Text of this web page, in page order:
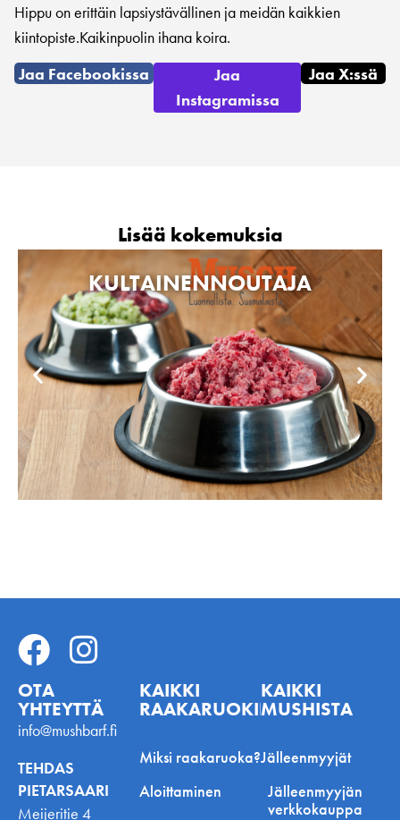
Hippu on erittäin lapsiystävällinen ja meidän kaikkien
kiintopiste.Kaikinpuolin ihana koira.
Jaa Facebookissa
Jaa
Instagramissa
Jaa X:ssä
Lisää kokemuksia
KULTAINENNOUTAJA
OTA
YHTEYTTÄ
info@mushbarf.fi
TEHDAS
PIETARSAARI
Meijeritie 4
KAIKKI
RAAKARUOKINNASTA
Miksi raakaruoka?
Aloittaminen
KAIKKI
MUSHISTA
Jälleenmyyjät
Jälleenmyyjän
verkkokauppa